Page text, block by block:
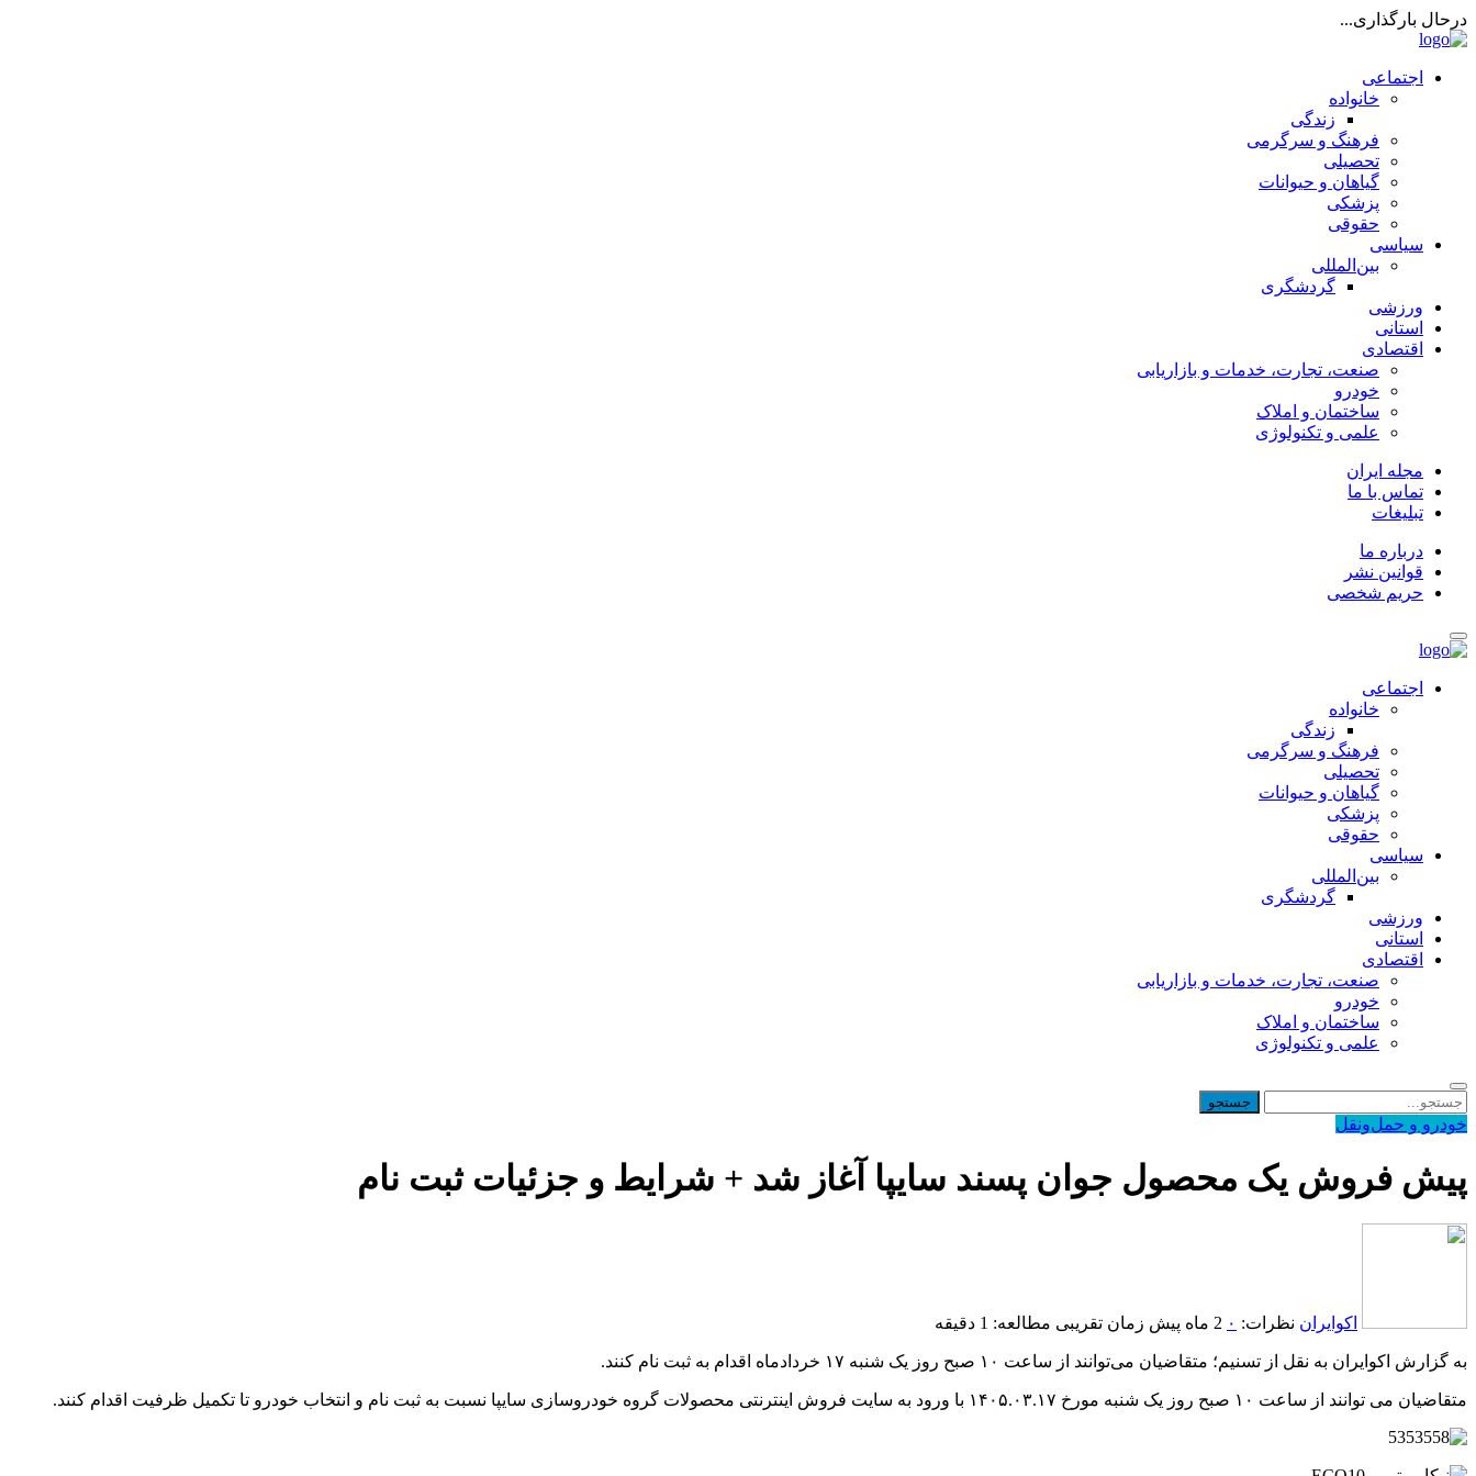
درحال بارگذاری...
اجتماعی
خانواده
زندگی
فرهنگ و سرگرمی
تحصیلی
گیاهان و حیوانات
پزشکی
حقوقی
سیاسی
بین‌المللی
گردشگری
ورزشی
استانی
اقتصادی
صنعت، تجارت، خدمات و بازاریابی
خودرو
ساختمان و املاک
علمی و تکنولوژی
مجله ایران
تماس با ما
تبلیغات
درباره ما
قوانین نشر
حریم شخصی
اجتماعی
خانواده
زندگی
فرهنگ و سرگرمی
تحصیلی
گیاهان و حیوانات
پزشکی
حقوقی
سیاسی
بین‌المللی
گردشگری
ورزشی
استانی
اقتصادی
صنعت، تجارت، خدمات و بازاریابی
خودرو
ساختمان و املاک
علمی و تکنولوژی
خودرو و حمل‌و‌نقل
پیش فروش یک محصول جوان پسند سایپا آغاز شد + شرایط و جزئیات ثبت نام
اکوایران نظرات: ۰ 2 ماه پیش زمان تقریبی مطالعه: 1 دقیقه
به گزارش اکوایران به نقل از تسنیم؛ متقاضیان می‌توانند از ساعت ۱۰ صبح روز یک شنبه ۱۷ خردادماه اقدام به ثبت نام کنند.
متقاضیان می توانند از ساعت ۱۰ صبح روز یک شنبه مورخ ۱۴۰۵.۰۳.۱۷ با ورود به سایت فروش اینترنتی محصولات گروه خودروسازی سایپا نسبت به ثبت نام و انتخاب خودرو تا تکمیل ظرفیت اقدام کنند.